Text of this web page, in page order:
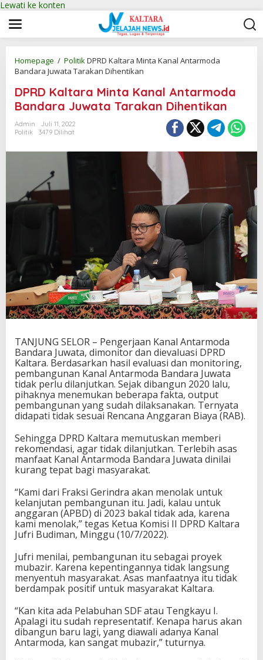
Lewati ke konten
Homepage / PolitikDPRD Kaltara Minta Kanal Antarmoda
Bandara Juwata Tarakan Dihentikan
DPRD Kaltara Minta Kanal Antarmoda
Bandara Juwata Tarakan Dihentikan
Admin
Juli 11, 2022
Politik
3479 Dilihat
TANJUNG SELOR – Pengerjaan Kanal Antarmoda
Bandara Juwata, dimonitor dan dievaluasi DPRD
Kaltara. Berdasarkan hasil evaluasi dan monitoring,
pembangunan Kanal Antarmoda Bandara Juwata
tidak perlu dilanjutkan. Sejak dibangun 2020 lalu,
pihaknya menemukan beberapa fakta, output
pembangunan yang sudah dilaksanakan. Ternyata
didapati tidak sesuai Rencana Anggaran Biaya (RAB).
Sehingga DPRD Kaltara memutuskan memberi
rekomendasi, agar tidak dilanjutkan. Terlebih asas
manfaat Kanal Antarmoda Bandara Juwata dinilai
kurang tepat bagi masyarakat.
“Kami dari Fraksi Gerindra akan menolak untuk
kelanjutan pembangunan itu. Jadi, kalau untuk
anggaran (APBD) di 2023 bakal tidak ada, karena
kami menolak,” tegas Ketua Komisi II DPRD Kaltara
Jufri Budiman, Minggu (10/7/2022).
Jufri menilai, pembangunan itu sebagai proyek
mubazir. Karena kepentingannya tidak langsung
menyentuh masyarakat. Asas manfaatnya itu tidak
berdampak positif untuk masyarakat Kaltara.
“Kan kita ada Pelabuhan SDF atau Tengkayu I.
Apalagi itu sudah representatif. Kenapa harus akan
dibangun baru lagi, yang diawali adanya Kanal
Antarmoda, kan sangat mubazir,” tuturnya.